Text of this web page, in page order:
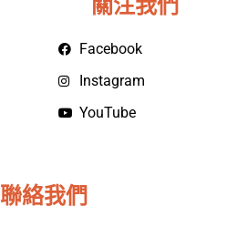
Facebook
Instagram
YouTube
聯絡我們